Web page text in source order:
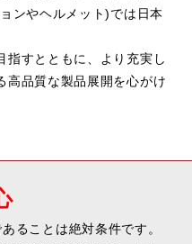
ンやヘルメット)では日本
指すとともに、より充実し
高品質な製品展開を心がけ
ることは絶対条件です。